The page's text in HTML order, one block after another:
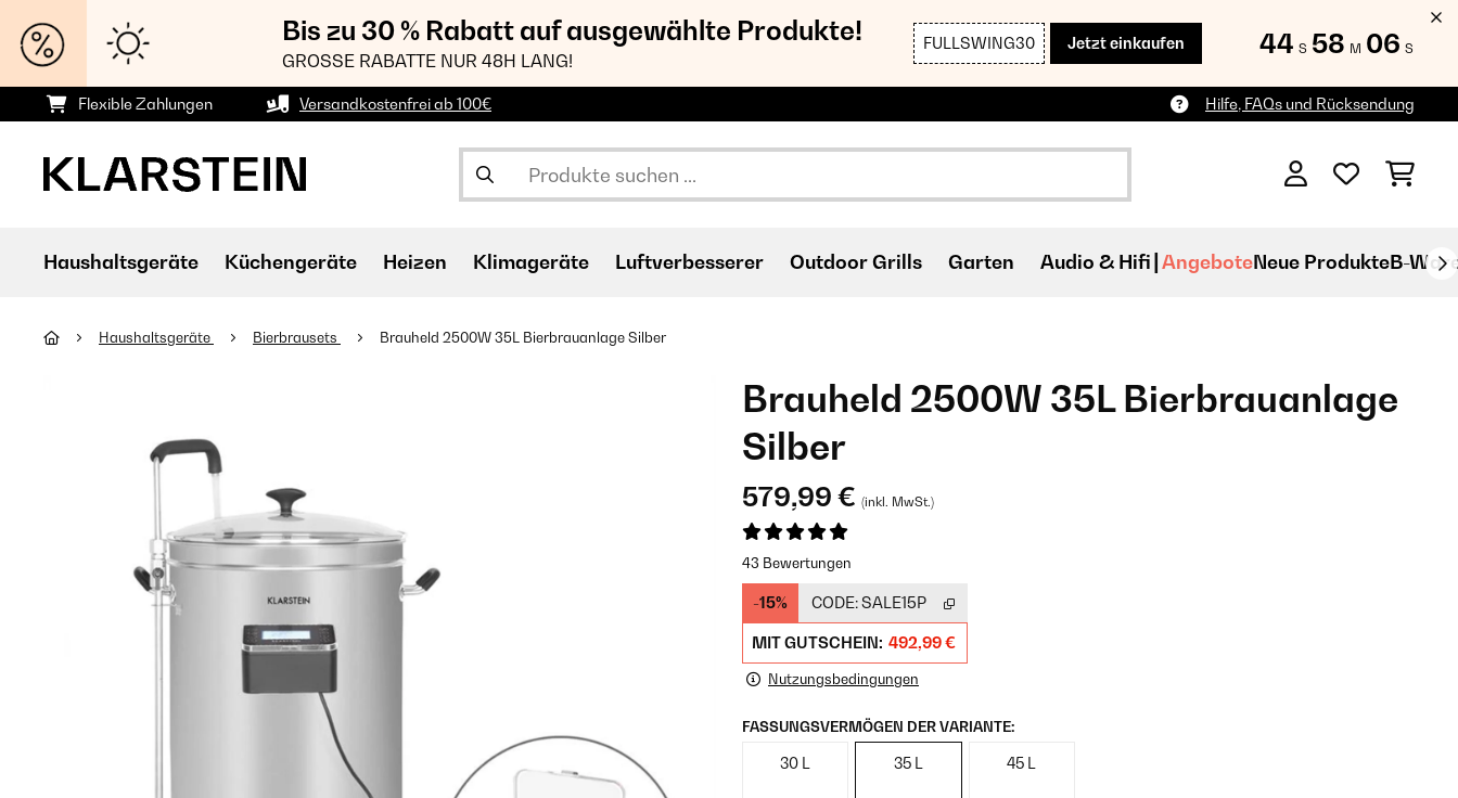
Bis zu 30 % Rabatt auf ausgewählte Produkte!
GROSSE RABATTE NUR 48H LANG!
FULLSWING30 Jetzt einkaufen 44 S 58 M 04 S
Flexible Zahlungen Versandkostenfrei ab 100€ Hilfe, FAQs und Rücksendung
Haushaltsgeräte Küchengeräte Heizen Klimageräte Luftverbesserer Outdoor Grills Garten Audio & Hifi AngeboteNeue ProdukteB-
Haushaltsgeräte Bierbrausets Brauheld 2500W 35L Bierbrauanlage Silber
Brauheld 2500W 35L Bierbrauanlage
Silber
579,99 € (inkl. MwSt.)
43 Bewertungen
-15% CODE:SALE15P
MIT GUTSCHEIN: 492,99 €
Nutzungsbedingungen
FASSUNGSVERMÖGEN DER VARIANTE:
30 L 35 L 45 L